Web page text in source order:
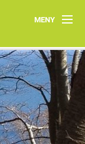
MENY
Hem
Om oss
Styrelsen
Program